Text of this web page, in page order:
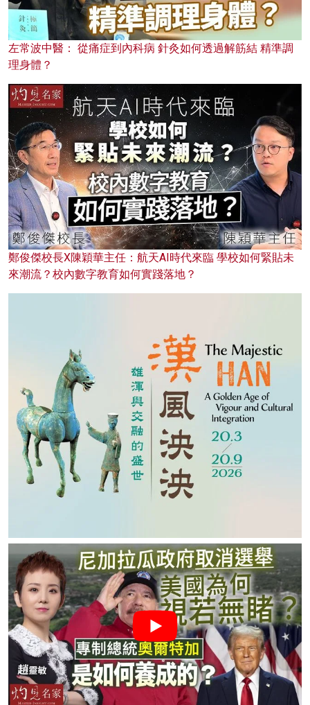
左常波中醫： 從痛症到內科病 針灸如何透過解筋結 精準調
理身體？
鄭俊傑校長X陳穎華主任：航天AI時代來臨 學校如何緊貼未
來潮流？校內數字教育如何實踐落地？